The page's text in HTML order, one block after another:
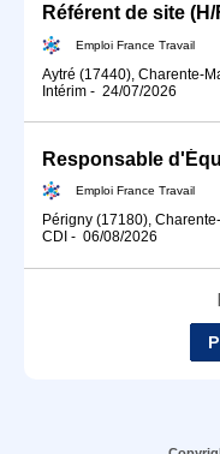
Référent de site (H/
Emploi France Travail
Aytré (17440), Charente-
Intérim - 24/07/2026
Responsable
Emploi France Travail
Périgny (17180),
CDI - 06/08/2026